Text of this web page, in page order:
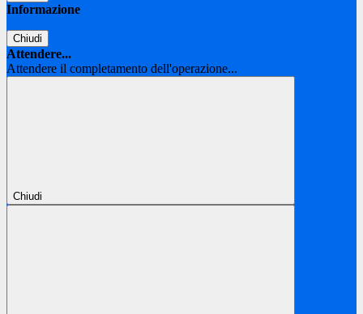
Informazione
Chiudi
Attendere...
Attendere il completamento dell'operazione...
Chiudi